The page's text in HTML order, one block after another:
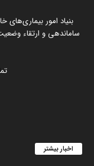
بنیاد امور
ساماندهی و ارتقاء
اخبار بیشتر